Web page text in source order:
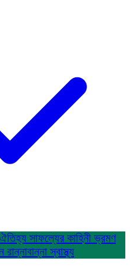
সাফল্যের কাহিনীভ্রমণ
রান্নাবান্নাস্বাস্থ্য